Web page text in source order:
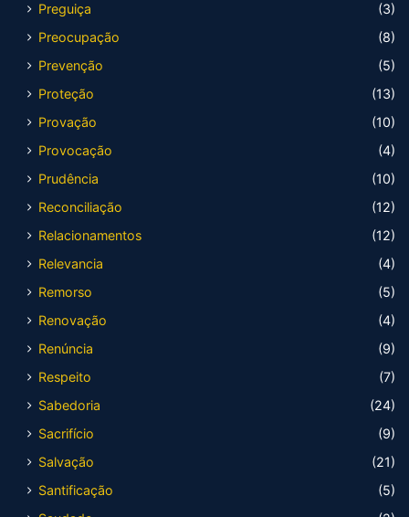
Preguiça
(3)
Preocupação
(8)
Prevenção
(5)
Proteção
(13)
Provação
(10)
Provocação
(4)
Prudência
(10)
Reconciliação
(12)
Relacionamentos
(12)
Relevancia
(4)
Remorso
(5)
Renovação
(4)
Renúncia
(9)
Respeito
(7)
Sabedoria
(24)
Sacrifício
(9)
Salvação
(21)
Santificação
(5)